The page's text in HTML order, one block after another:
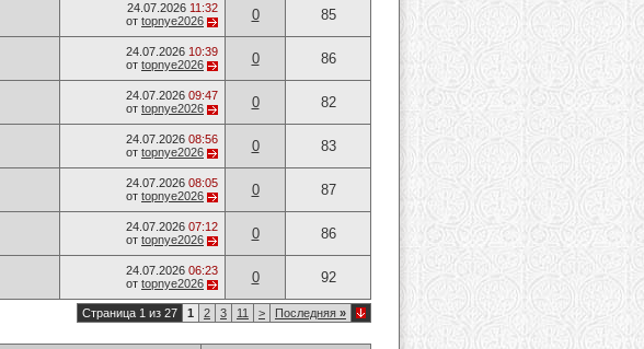
24.07.2026 11:32
от topnye2026 0 85
24.07.2026 10:39
от topnye2026 0 86
24.07.2026 09:47
от topnye2026 0 82
24.07.2026 08:56
от topnye2026 0 83
24.07.2026 08:05
от topnye2026 0 87
24.07.2026 07:12
от topnye2026 0 86
24.07.2026 06:23
от topnye2026 0 92
Страница 1 из 27 1 2 3 11 > Последняя »